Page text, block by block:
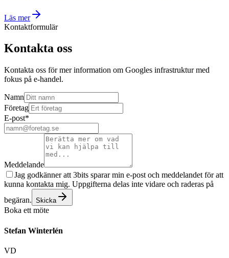
Läs mer
Kontaktformulär
Kontakta oss
Kontakta oss för mer information om Googles infrastruktur med
fokus på e-handel.
Namn
Företag
E-post*
Meddelande
Jag godkänner att 3bits sparar min e-post och meddelandet för att
kunna kontakta mig. Uppgifterna delas inte vidare och raderas på
begäran. Skicka
Boka ett möte
Stefan Winterlén
VD